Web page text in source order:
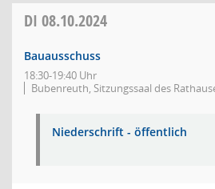
DI 08.10.2024
Bauausschuss
18:30-19:40 Uhr
Bubenreuth, Sitzungssaal des
Niederschrift - öffentlich